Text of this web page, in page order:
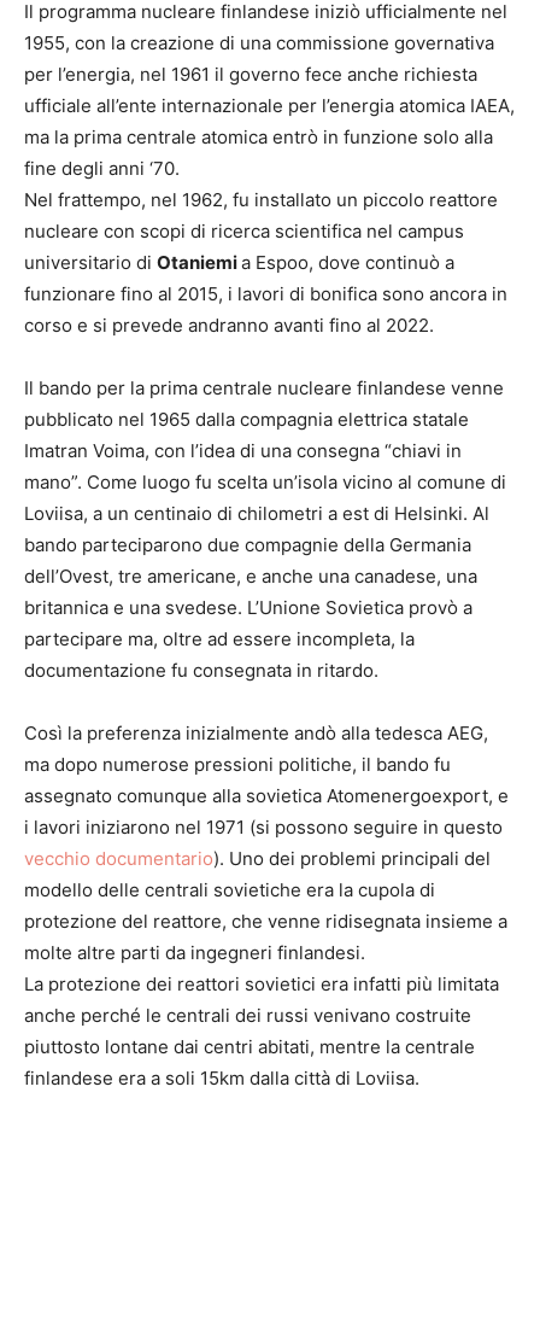
Il programma nucleare finlandese iniziò ufficialmente nel
1955, con la creazione di una commissione governativa
per l’energia, nel 1961 il governo fece anche richiesta
ufficiale all’ente internazionale per l’energia atomica IAEA,
ma la prima centrale atomica entrò in funzione solo alla
fine degli anni ‘70.
Nel frattempo, nel 1962, fu installato un piccolo reattore
nucleare con scopi di ricerca scientifica nel campus
universitario di Otaniemia Espoo, dove continuò a
funzionare fino al 2015, i lavori di bonifica sono ancora in
corso e si prevede andranno avanti fino al 2022.
Il bando per la prima centrale nucleare finlandese venne
pubblicato nel 1965 dalla compagnia elettrica statale
Imatran Voima, con l’idea di una consegna “chiavi in
mano”. Come luogo fu scelta un’isola vicino al comune di
Loviisa, a un centinaio di chilometri a est di Helsinki. Al
bando parteciparono due compagnie della Germania
dell’Ovest, tre americane, e anche una canadese, una
britannica e una svedese. L’Unione Sovietica provò a
partecipare ma, oltre ad essere incompleta, la
documentazione fu consegnata in ritardo.
Così la preferenza inizialmente andò alla tedesca AEG,
ma dopo numerose pressioni politiche, il bando fu
assegnato comunque alla sovietica Atomenergoexport, e
i lavori iniziarono nel 1971 (si possono seguire in questo
vecchio documentario). Uno dei problemi principali del
modello delle centrali sovietiche era la cupola di
protezione del reattore, che venne ridisegnata insieme a
molte altre parti da ingegneri finlandesi.
La protezione dei reattori sovietici era infatti più limitata
anche perché le centrali dei russi venivano costruite
piuttosto lontane dai centri abitati, mentre la centrale
finlandese era a soli 15km dalla città di Loviisa.